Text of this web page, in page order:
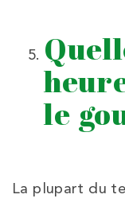
le
La plupart du